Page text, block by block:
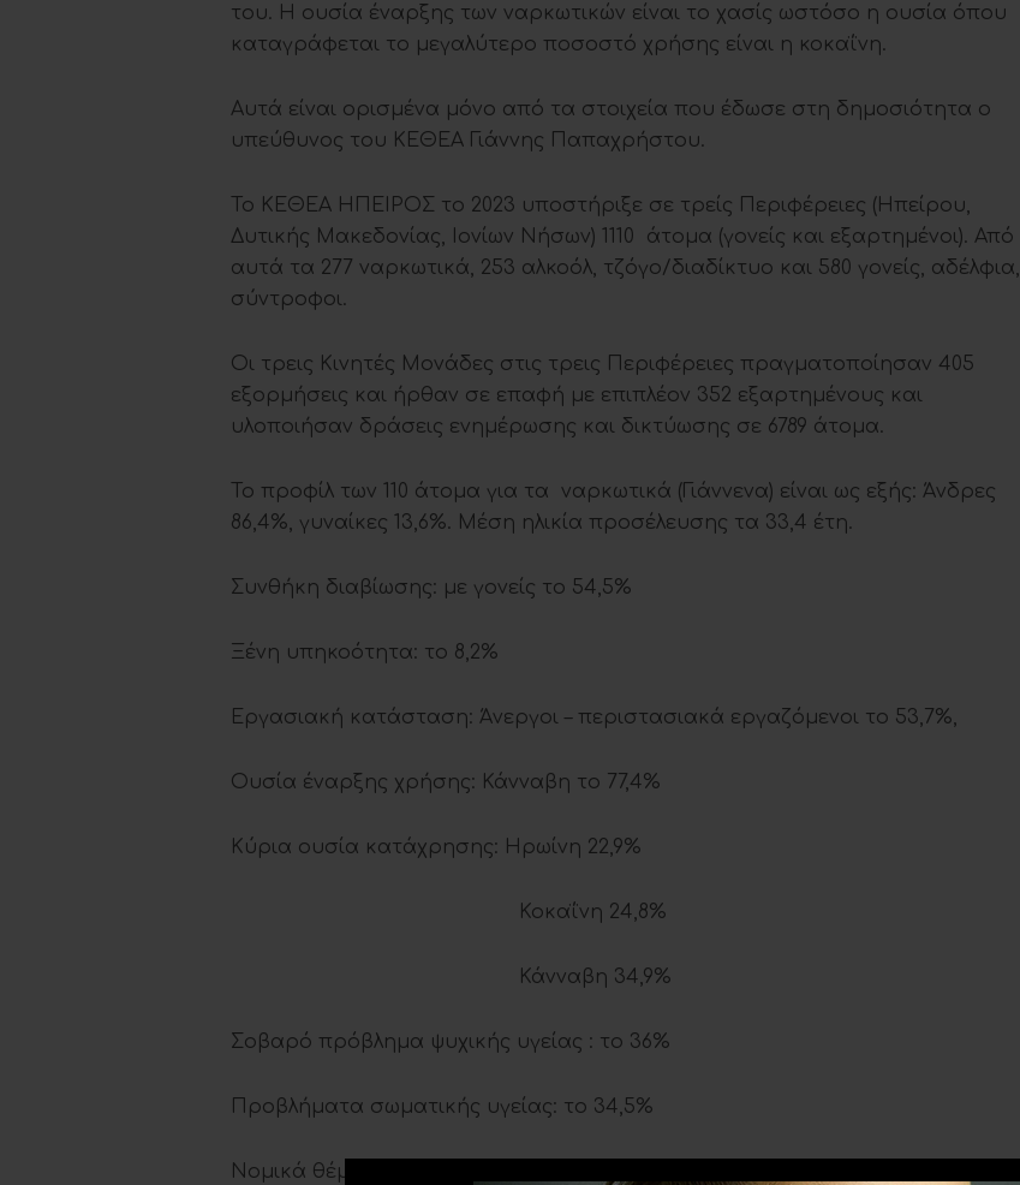
του. Η ουσία έναρξης των ναρκωτικών είναι το χασίς ωστόσο η ουσία όπου
καταγράφεται το μεγαλύτερο ποσοστό χρήσης είναι η κοκαΐνη.
Αυτά είναι ορισμένα μόνο από τα στοιχεία που έδωσε στη δημοσιότητα ο
υπεύθυνος του ΚΕΘΕΑ Γιάννης Παπαχρήστου.
Το ΚΕΘΕΑ ΗΠΕΙΡΟΣ το 2023 υποστήριξε σε τρείς Περιφέρειες (Ηπείρου,
Δυτικής Μακεδονίας, Ιονίων Νήσων) 1110 άτομα (γονείς και εξαρτημένοι). Από
αυτά τα 277 ναρκωτικά, 253 αλκοόλ, τζόγο/διαδίκτυο και 580 γονείς, αδέλφια,
σύντροφοι.
Οι τρεις Κινητές Μονάδες στις τρεις Περιφέρειες πραγματοποίησαν 405
εξορμήσεις και ήρθαν σε επαφή με επιπλέον 352 εξαρτημένους και
υλοποιήσαν δράσεις ενημέρωσης και δικτύωσης σε 6789 άτομα.
Το προφίλ των 110 άτομα για τα ναρκωτικά (Γιάννενα) είναι ως εξής: Άνδρες
86,4%, γυναίκες 13,6%. Μέση ηλικία προσέλευσης τα 33,4 έτη.
Συνθήκη διαβίωσης: με γονείς το 54,5%
Ξένη υπηκοότητα: το 8,2%
Εργασιακή κατάσταση: Άνεργοι – περιστασιακά εργαζόμενοι το 53,7%,
Ουσία έναρξης χρήσης: Κάνναβη το 77,4%
Κύρια ουσία κατάχρησης: Ηρωίνη 22,9%
Κοκαΐνη 24,8%
Κάνναβη 34,9%
Σοβαρό πρόβλημα ψυχικής υγείας : το 36%
Προβλήματα σωματικής υγείας: το 34,5%
Νομικά θέματα: Καταδίκη το 40%